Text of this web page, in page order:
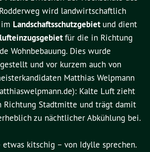
wird landwirtschaftlich
Landschaftsschutzgebiet und dient
für die in Richtung
Wohnbebauung. Dies wurde
und vor kurzem auch von
Matthias Welpmann
Kalte Luft zieht
Stadtmitte und trägt damit
zu nächtlicher Abkühlung bei.
etwas kitschig – von Idylle sprechen.